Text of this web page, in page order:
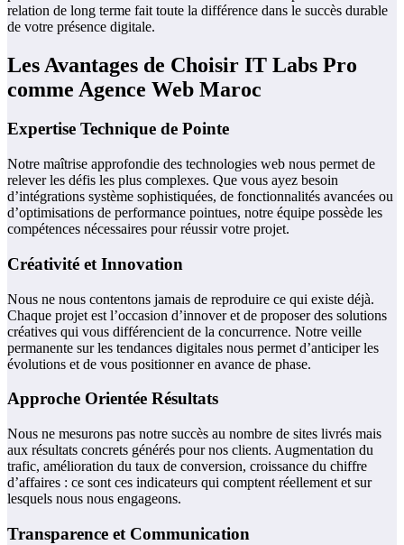
relation de long terme fait toute la différence dans le succès durable
de votre présence digitale.
Les Avantages de Choisir IT Labs Pro
comme Agence Web Maroc
Expertise Technique de Pointe
Notre maîtrise approfondie des technologies web nous permet de
relever les défis les plus complexes. Que vous ayez besoin
d’intégrations système sophistiquées, de fonctionnalités avancées ou
d’optimisations de performance pointues, notre équipe possède les
compétences nécessaires pour réussir votre projet.
Créativité et Innovation
Nous ne nous contentons jamais de reproduire ce qui existe déjà.
Chaque projet est l’occasion d’innover et de proposer des solutions
créatives qui vous différencient de la concurrence. Notre veille
permanente sur les tendances digitales nous permet d’anticiper les
évolutions et de vous positionner en avance de phase.
Approche Orientée Résultats
Nous ne mesurons pas notre succès au nombre de sites livrés mais
aux résultats concrets générés pour nos clients. Augmentation du
trafic, amélioration du taux de conversion, croissance du chiffre
d’affaires : ce sont ces indicateurs qui comptent réellement et sur
lesquels nous nous engageons.
Transparence et Communication